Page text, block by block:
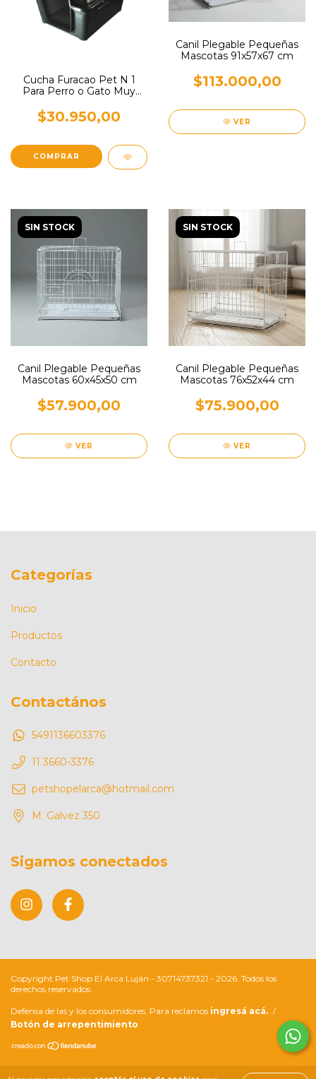
Cucha Furacao Pet N 1
Para Perro o Gato Muy
$30.950,00
COMPRAR
Canil Plegable Pequeñas
Mascotas 91x57x67 cm
$113.000,00
VER
SIN STOCK
Canil Plegable Pequeñas
Mascotas 60x45x50 cm
$57.900,00
VER
SIN STOCK
Canil Plegable Pequeñas
Mascotas 76x52x44 cm
$75.900,00
VER
Categorías
Inicio
Productos
Contacto
Contactános
5491136603376
11 3660-3376
petshopelarca@hotmail.com
M. Galvez 350
Sigamos conectados
Copyright Pet Shop El Arca Luján - 30714737321 - 2026. Todos los
derechos reservados.
Defensa de las y los consumidores. Para reclamos ingresá acá. /
Botón de arrepentimiento